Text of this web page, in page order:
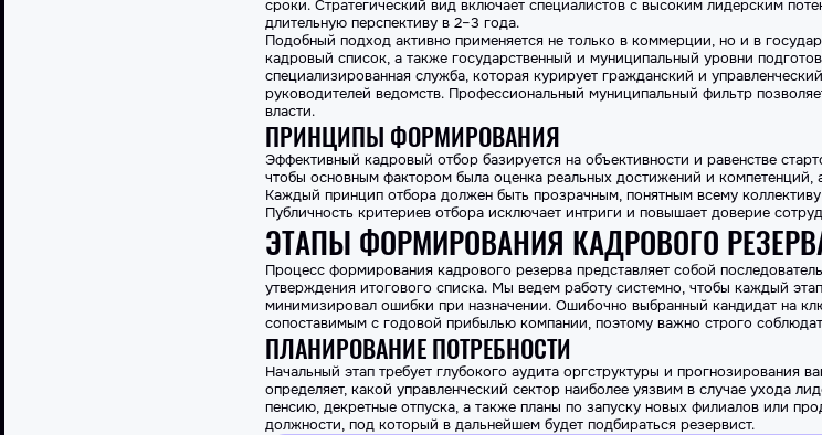
сроки. Стратегический вид включает специалистов с высоким лидерским
длительную перспективу в 2–3 года.
Подобный подход активно применяется не только в коммерции, но и в
кадровый список, а также государственный и муниципальный уровни
специализированная служба, которая курирует гражданский и
руководителей ведомств. Профессиональный муниципальный фильтр
власти.
ПРИНЦИПЫ ФОРМИРОВАНИЯ
Эффективный кадровый отбор базируется на объективности и равенстве
чтобы основным фактором была оценка реальных достижений и
Каждый принцип отбора должен быть прозрачным, понятным всему
Публичность критериев отбора исключает интриги и повышает доверие
ЭТАПЫ ФОРМИРОВАНИЯ КАДРОВОГО
Процесс формирования кадрового резерва представляет собой
утверждения итогового списка. Мы ведем работу системно, чтобы каждый
минимизировал ошибки при назначении. Ошибочно выбранный кандидат на
сопоставимым с годовой прибылью компании, поэтому важно строго
ПЛАНИРОВАНИЕ ПОТРЕБНОСТИ
Начальный этап требует глубокого аудита оргструктуры и прогнозирования
определяет, какой управленческий сектор наиболее уязвим в случае ухода
пенсию, декретные отпуска, а также планы по запуску новых филиалов или
должности, под который в дальнейшем будет подбираться резервист.